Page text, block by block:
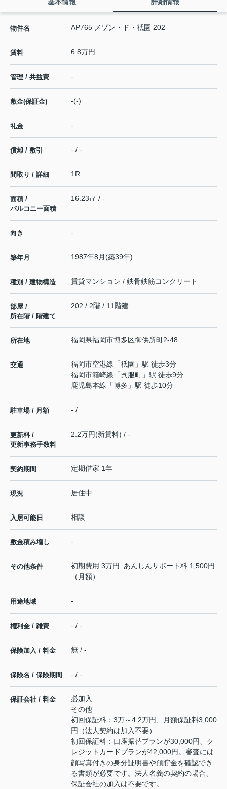
物件名 AP765 メゾン・ド・祇園 202
賃料 6.8万円
管理 / 共益費 -
敷金(保証金) -(-)
礼金 -
償却 / 敷引 - / -
間取り / 詳細 1R
面積 /
バルコニー面積
16.23㎡ / -
向き -
築年月 1987年8月(築39年)
種別 / 建物構造 賃貸マンション / 鉄骨鉄筋コンクリート
部屋 /
所在階 / 階建て
202 / 2階 / 11階建
所在地 福岡県福岡市博多区御供所町2-48
交通 福岡市空港線 「祇園 」駅 徒歩3分
福岡市箱崎線 「呉服町 」駅 徒歩9分
鹿児島本線 「博多 」駅 徒歩10分
駐車場 / 月額 - /
更新料 /
更新事務手数料
2.2万円(新賃料) / -
契約期間 定期借家 1年
現況 居住中
入居可能日 相談
敷金積み増し -
その他条件
初期費用:3万円 あんしんサポート料:1,500円
（月額）
用途地域 -
権利金 / 雑費 - / -
保険加入 / 料金 無 / -
保険名 / 保険期間 - / -
保証会社 / 料金
必加入
その他
初回保証料：3万～4.2万円、月額保証料3,000
円（法人契約は加入不要）
初回保証料：口座振替プランが30,000円、ク
レジットカードプランが42,000円。審査には
顔写真付きの身分証明書や預貯金を確認でき
る書類が必要です。法人名義の契約の場合、
保証会社の加入は不要です。